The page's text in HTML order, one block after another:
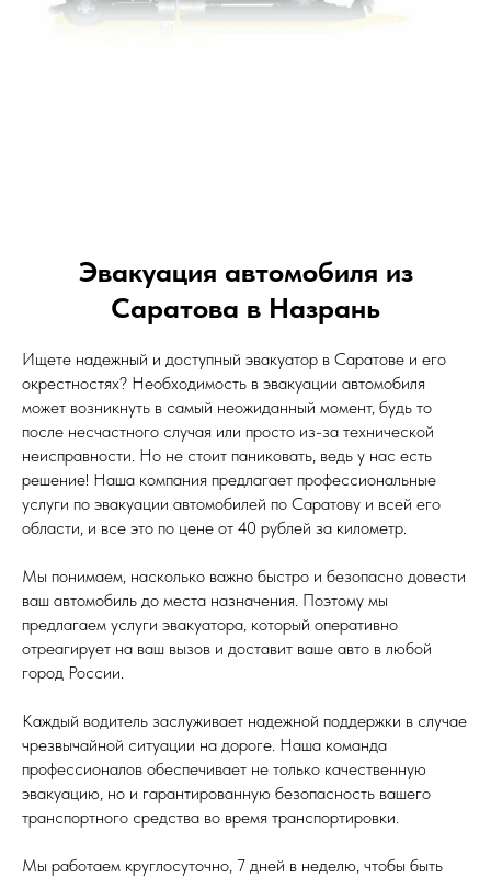
Эвакуация автомобиля из
Саратова в Назрань
Ищете надежный и доступный эвакуатор в Саратове и его
окрестностях? Необходимость в эвакуации автомобиля
может возникнуть в самый неожиданный момент, будь то
после несчастного случая или просто из-за технической
неисправности. Но не стоит паниковать, ведь у нас есть
решение! Наша компания предлагает профессиональные
услуги по эвакуации автомобилей по Саратову и всей его
области, и все это по цене от 40 рублей за километр.
Мы понимаем, насколько важно быстро и безопасно довести
ваш автомобиль до места назначения. Поэтому мы
предлагаем услуги эвакуатора, который оперативно
отреагирует на ваш вызов и доставит ваше авто в любой
город России.
Каждый водитель заслуживает надежной поддержки в случае
чрезвычайной ситуации на дороге. Наша команда
профессионалов обеспечивает не только качественную
эвакуацию, но и гарантированную безопасность вашего
транспортного средства во время транспортировки.
Мы работаем круглосуточно, 7 дней в неделю, чтобы быть